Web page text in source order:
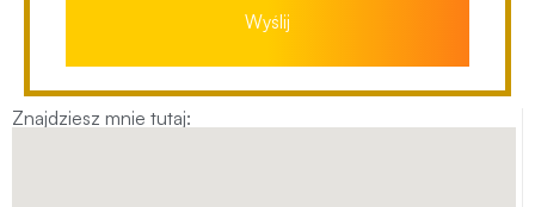
Znajdziesz mnie tutaj:
Wyślij